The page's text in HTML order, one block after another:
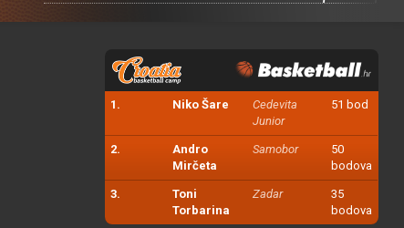
1. Niko Šare
Cedevita
Junior
51 bod
2.
Andro
Mirčeta
Samobor
50
bodova
3.
Toni
Torbarina
Zadar
35
bodova